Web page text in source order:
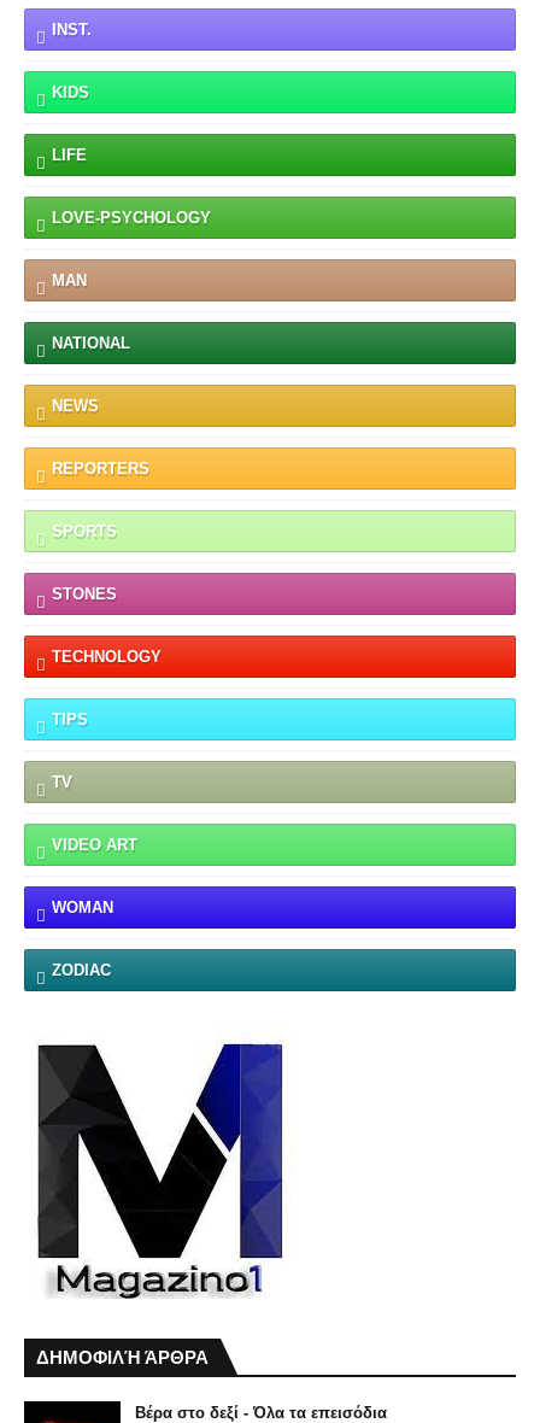
INST.
KIDS
LIFE
LOVE-PSYCHOLOGY
MAN
NATIONAL
NEWS
REPORTERS
SPORTS
STONES
TECHNOLOGY
TIPS
TV
VIDEO ART
WOMAN
ZODIAC
ΔΗΜΟΦΙΛΉ ΆΡΘΡΑ
Βέρα στο δεξί - Όλα τα επεισόδια